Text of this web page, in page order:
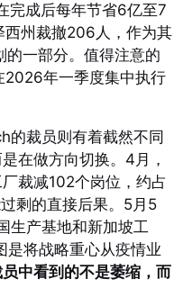
完成后每年节省6亿至7
西州裁撤206人，作为其
一部分。值得注意的
2026年一季度集中执行
的裁员则有着截然不同
在做方向切换。4月，
裁减102个岗位，约占
剩的直接后果。 5月5
生产基地和新加坡工
是将战略重心从疫情业
员中看到的不是萎缩，而